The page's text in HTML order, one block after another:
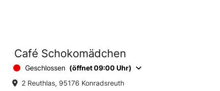
Café Schokomädchen
Geschlossen (öffnet 09:00 Uhr)
2 Reuthlas, 95176 Konradsreuth